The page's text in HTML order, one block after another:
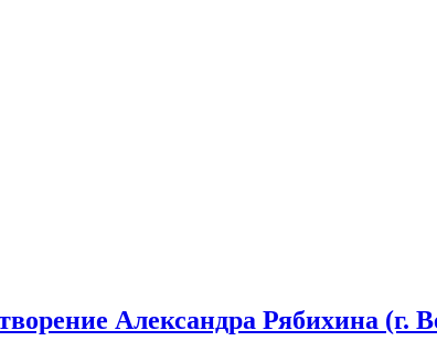
Александра Рябихина (г.